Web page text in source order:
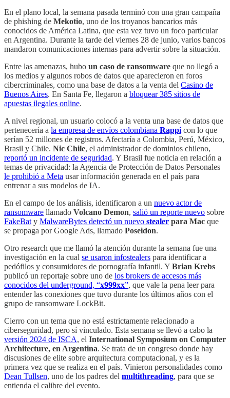
En el plano local, la semana pasada terminó con una gran campaña
de phishing de Mekotio, uno de los troyanos bancarios más
conocidos de América Latina, que esta vez tuvo un foco particular
en Argentina. Durante la tarde del viernes 28 de junio, varios bancos
mandaron comunicaciones internas para advertir sobre la situación.
Entre las amenazas, hubo un caso de ransomware que no llegó a
los medios y algunos robos de datos que aparecieron en foros
cibercriminales, como una base de datos a la venta del Casino de
Buenos Aires. En Santa Fe, llegaron a bloquear 385 sitios de
apuestas ilegales online.
A nivel regional, un usuario colocó a la venta una base de datos que
pertenecería a la empresa de envíos colombiana Rappi con lo que
serían 52 millones de registros. Afectaría a Colombia, Perú, México,
Brasil y Chile. Nic Chile, el administrador de dominios chileno,
reportó un incidente de seguridad. Y Brasil fue noticia en relación a
temas de privacidad: la Agencia de Protección de Datos Personales
le prohibió a Meta usar información generada en el país para
entrenar a sus modelos de IA.
En el campo de los análisis, identificaron a un nuevo actor de
ransomware llamado Volcano Demon, salió un reporte nuevo sobre
FakeBat y MalwareBytes detectó un nuevo stealer para Mac que
se propaga por Google Ads, llamado Poseidon.
Otro research que me llamó la atención durante la semana fue una
investigación en la cual se usaron infostealers para identificar a
pedófilos y consumidores de pornografía infantil. Y Brian Krebs
publicó un reportaje sobre uno de los brokers de accesos más
conocidos del underground, “x999xx”, que vale la pena leer para
entender las conexiones que tuvo durante los últimos años con el
grupo de ransomware LockBit.
Cierro con un tema que no está estrictamente relacionado a
ciberseguridad, pero sí vinculado. Esta semana se llevó a cabo la
versión 2024 de ISCA, el International Symposium on Computer
Architecture, en Argentina. Se trata de un congreso donde hay
discusiones de elite sobre arquitectura computacional, y es la
primera vez que se realiza en el país. Vinieron personalidades como
Dean Tullsen, uno de los padres del multithreading, para que se
entienda el calibre del evento.